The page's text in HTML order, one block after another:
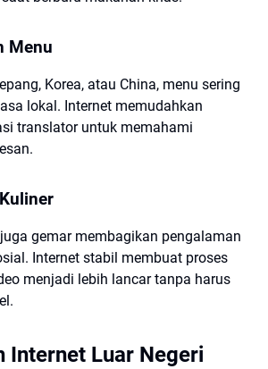
Menu
Korea, atau China, menu sering
lokal. Internet memudahkan
translator untuk memahami
gemar membagikan pengalaman
Internet stabil membuat proses
menjadi lebih lancar tanpa harus
Internet Luar Negeri